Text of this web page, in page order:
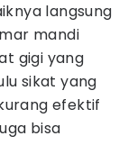
langsung
mandi
gigi yang
sikat yang
efektif
bisa